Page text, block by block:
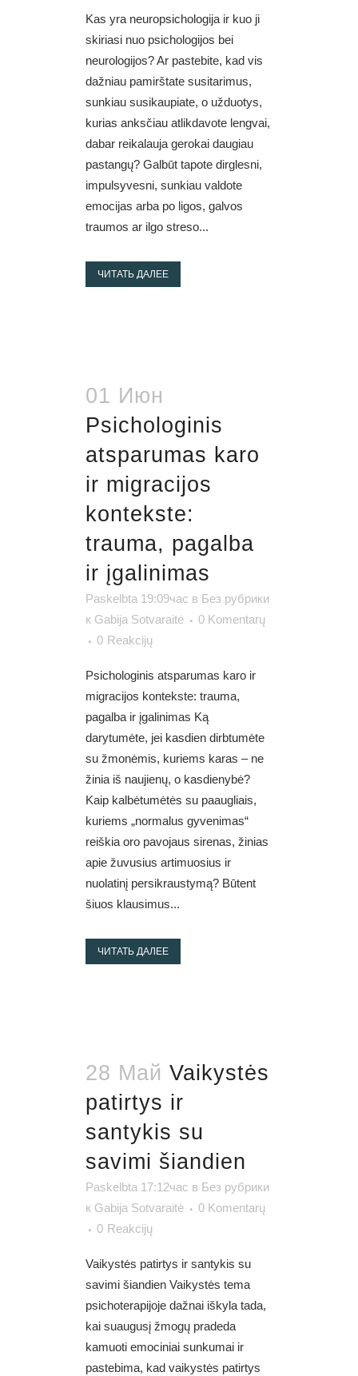
Kas yra neuropsichologija ir kuo ji
skiriasi nuo psichologijos bei
neurologijos? Ar pastebite, kad vis
dažniau pamirštate susitarimus,
sunkiau susikaupiate, o užduotys,
kurias anksčiau atlikdavote lengvai,
dabar reikalauja gerokai daugiau
pastangų? Galbūt tapote dirglesni,
impulsyvesni, sunkiau valdote
emocijas arba po ligos, galvos
traumos ar ilgo streso...
ЧИТАТЬ ДАЛЕЕ
01 Июн
Psichologinis
atsparumas karo
ir migracijos
kontekste:
trauma, pagalba
ir įgalinimas
Paskelbta 19:09час в Без рубрики
к Gabija Sotvaraitė
0 Komentarų
0 Reakcijų
Psichologinis atsparumas karo ir
migracijos kontekste: trauma,
pagalba ir įgalinimas Ką
darytumėte, jei kasdien dirbtumėte
su žmonėmis, kuriems karas – ne
žinia iš naujienų, o kasdienybė?
Kaip kalbėtumėtės su paaugliais,
kuriems „normalus gyvenimas“
reiškia oro pavojaus sirenas, žinias
apie žuvusius artimuosius ir
nuolatinį persikraustymą? Būtent
šiuos klausimus...
ЧИТАТЬ ДАЛЕЕ
28 Май Vaikystės
patirtys ir
santykis su
savimi šiandien
Paskelbta 17:12час в Без рубрики
к Gabija Sotvaraitė
0 Komentarų
0 Reakcijų
Vaikystės patirtys ir santykis su
savimi šiandien Vaikystės tema
psichoterapijoje dažnai iškyla tada,
kai suaugusį žmogų pradeda
kamuoti emociniai sunkumai ir
pastebima, kad vaikystės patirtys